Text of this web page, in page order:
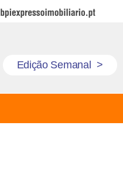
BPI Expresso Imobiliário
Edição Semanal >